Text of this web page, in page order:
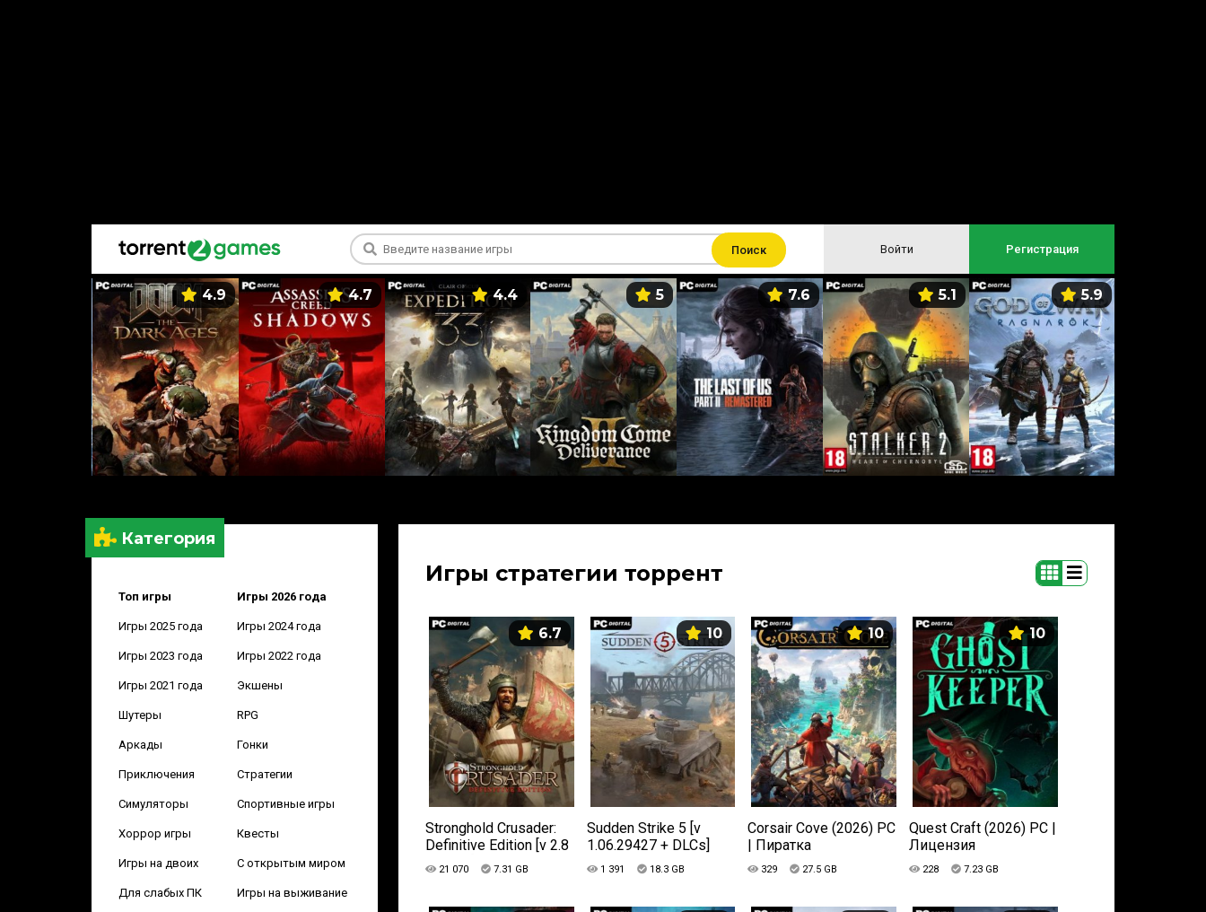
Поиск Войти Регистрация
4.9 4.7 4.4 5 7.6 5.1 5.9
Категория
Топ игры Игры 2026 года
Игры 2025 года Игры 2024 года
Игры 2023 года Игры 2022 года
Игры 2021 года Экшены
Шутеры RPG
Аркады Гонки
Приключения Стратегии
Симуляторы Спортивные игры
Хоррор игры Квесты
Игры на двоих С открытым миром
Для слабых ПК Игры на выживание
Игры стратегии торрент
6.7
Stronghold Crusader:
Definitive Edition [v 2.8
+ DLCs] (2025) PC |
21 070 7.31 GB
10
Sudden Strike 5 [v
1.06.29427 + DLCs]
(2026) PC | Лицензия
1 391 18.3 GB
10
Corsair Cove (2026) PC
| Пиратка
329 27.5 GB
10
Quest Craft (2026) PC |
Лицензия
228 7.23 GB